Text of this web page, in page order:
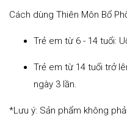
Cách dùng Thiên Môn Bổ
Trẻ em từ 6 - 14 tuổi:
Trẻ em từ 14 tuổi trở
ngày 3 lần.
*Lưu ý: Sản phẩm không